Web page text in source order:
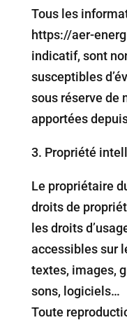
Tous les
https://aer-
indicatif, sont
susceptibles
sous réserve de
apportées
3.⁠ ⁠Propriété
Le propriétaire
droits de
les droits
accessibles sur
textes, images,
sons, logiciels…
Toute